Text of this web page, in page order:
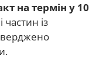
на термін у 10
частин із